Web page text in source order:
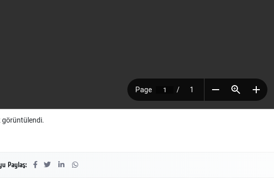
Paylaş: